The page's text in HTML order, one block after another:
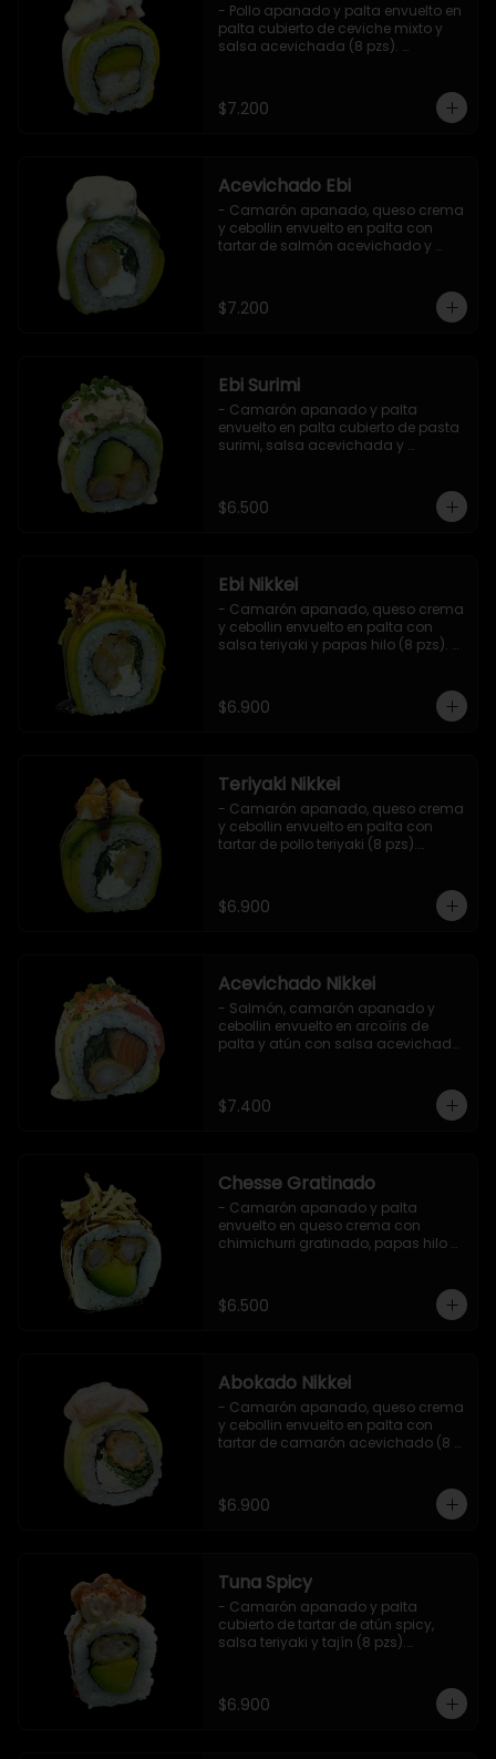
- Pollo apanado y palta envuelto en
palta cubierto de ceviche mixto y
salsa acevichada (8 pzs).
$7.200
Acevichado Ebi
- Camarón apanado, queso crema
y cebollin envuelto en palta con
tartar de salmón acevichado y
$7.200
Ebi Surimi
- Camarón apanado y palta
envuelto en palta cubierto de pasta
surimi, salsa acevichada y
$6.500
Ebi Nikkei
- Camarón apanado, queso crema
y cebollin envuelto en palta con
salsa teriyaki y papas hilo (8 pzs).
$6.900
Teriyaki Nikkei
- Camarón apanado, queso crema
y cebollin envuelto en palta con
tartar de pollo teriyaki (8 pzs).
$6.900
Acevichado Nikkei
- Salmón, camarón apanado y
cebollin envuelto en arcoíris de
palta y atún con salsa acevichada,
$7.400
Chesse Gratinado
- Camarón apanado y palta
envuelto en queso crema con
chimichurri gratinado, papas hilo y
$6.500
Abokado Nikkei
- Camarón apanado, queso crema
y cebollin envuelto en palta con
tartar de camarón acevichado (8
$6.900
Tuna Spicy
- Camarón apanado y palta
cubierto de tartar de atún spicy,
salsa teriyaki y tajín (8 pzs).
$6.900